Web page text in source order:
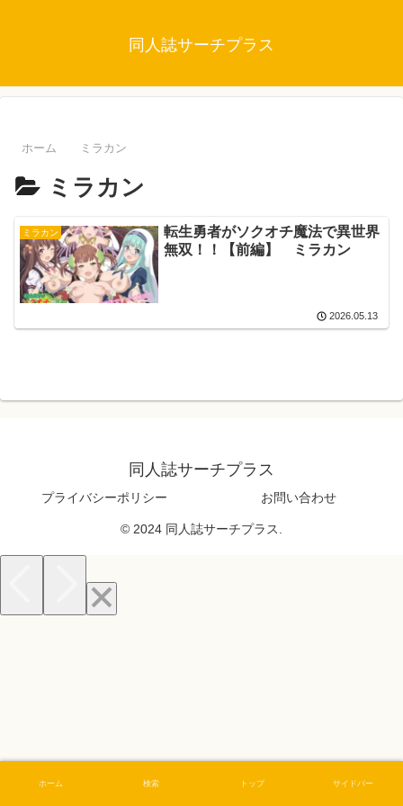
同人誌サーチプラス
ホーム ミラカン
ミラカン
ミラカン
転生勇者がソクオチ魔法で異世界
無双！！【前編】 ミラカン
2026.05.13
同人誌サーチプラス
プライバシーポリシー お問い合わせ
© 2024 同人誌サーチプラス.
ホーム 検索 トップ サイドバー